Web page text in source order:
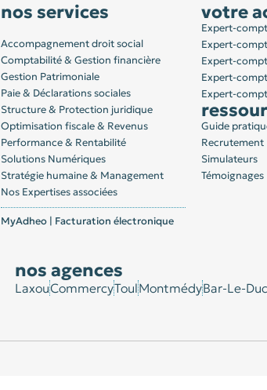
nos services
Accompagnement droit social
Comptabilité & Gestion financière
Gestion Patrimoniale
Paie & Déclarations sociales
Structure & Protection juridique
Optimisation fiscale & Revenus
Performance & Rentabilité
Solutions Numériques
Stratégie humaine & Management
Nos Expertises associées
MyAdheo | Facturation électronique
votre
Expert-
Expert-
Expert-
Expert-
Expert-
Guide
Recrutement
Simulateurs
Témoignages
nos agences
LaxouCommercyToulMontmédyBar-Le-Duc